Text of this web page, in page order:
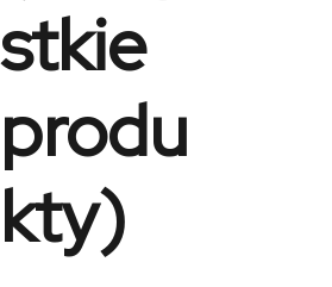
stkie
produ
kty)